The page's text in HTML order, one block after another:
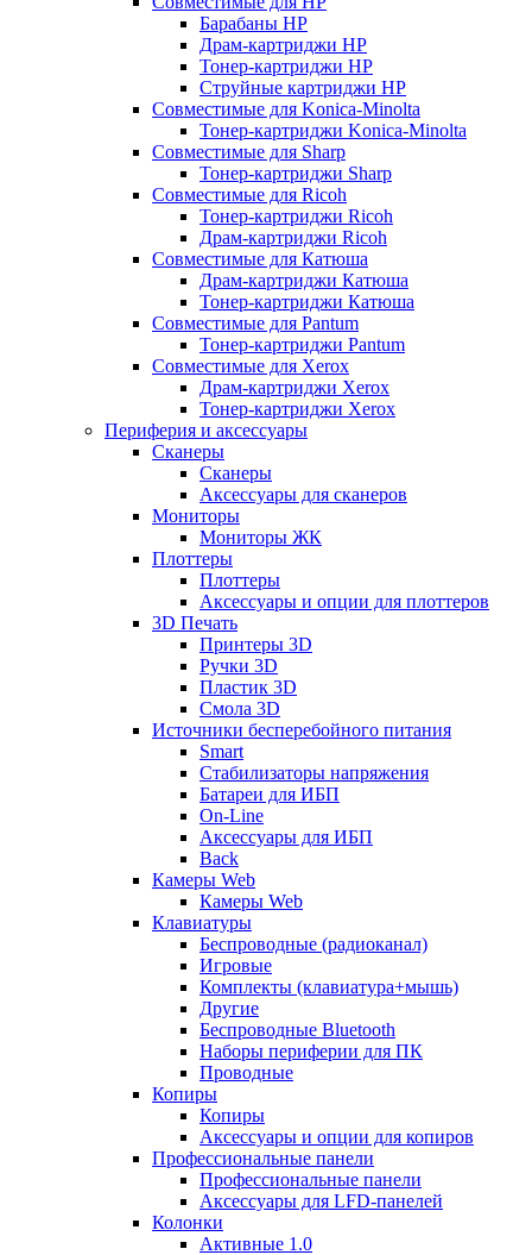
Барабаны HP
Драм-картриджи HP
Тонер-картриджи HP
Струйные картриджи HP
Совместимые для Konica-Minolta
Тонер-картриджи Konica-Minolta
Совместимые для Sharp
Тонер-картриджи Sharp
Совместимые для Ricoh
Тонер-картриджи Ricoh
Драм-картриджи Ricoh
Совместимые для Катюша
Драм-картриджи Катюша
Тонер-картриджи Катюша
Совместимые для Pantum
Тонер-картриджи Pantum
Совместимые для Xerox
Драм-картриджи Xerox
Тонер-картриджи Xerox
Периферия и аксессуары
Сканеры
Сканеры
Аксессуары для сканеров
Мониторы
Мониторы ЖК
Плоттеры
Плоттеры
Аксессуары и опции для плоттеров
3D Печать
Принтеры 3D
Ручки 3D
Пластик 3D
Смола 3D
Источники бесперебойного питания
Smart
Стабилизаторы напряжения
Батареи для ИБП
On-Line
Аксессуары для ИБП
Back
Камеры Web
Камеры Web
Клавиатуры
Беспроводные (радиоканал)
Игровые
Комплекты (клавиатура+мышь)
Другие
Беспроводные Bluetooth
Наборы периферии для ПК
Проводные
Копиры
Копиры
Аксессуары и опции для копиров
Профессиональные панели
Профессиональные панели
Аксессуары для LFD-панелей
Колонки
Активные 1.0